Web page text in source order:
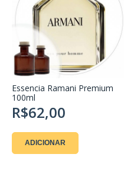
Essencia Ramani Premium
100ml
R$62,00
ADICIONAR